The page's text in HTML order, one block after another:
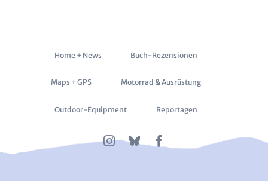
Navigation
Home + News Buch-Rezensionen
Maps + GPS Motorrad & Ausrüstung
Outdoor-Equipment Reportagen